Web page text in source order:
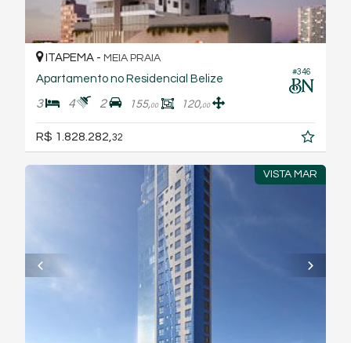
#346
ITAPEMA - MEIA PRAIA
Apartamento no Residencial Belize
3 4 2 155,00 120,00
R$ 1.828.282,32
VISTA MAR